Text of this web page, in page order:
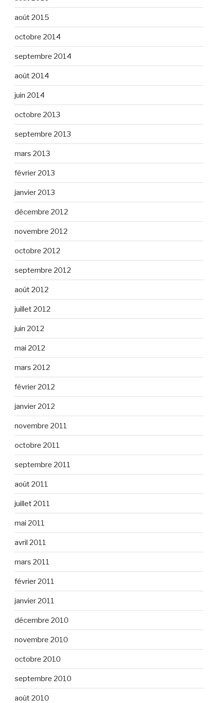
août 2015
octobre 2014
septembre 2014
août 2014
juin 2014
octobre 2013
septembre 2013
mars 2013
février 2013
janvier 2013
décembre 2012
novembre 2012
octobre 2012
septembre 2012
août 2012
juillet 2012
juin 2012
mai 2012
mars 2012
février 2012
janvier 2012
novembre 2011
octobre 2011
septembre 2011
août 2011
juillet 2011
mai 2011
avril 2011
mars 2011
février 2011
janvier 2011
décembre 2010
novembre 2010
octobre 2010
septembre 2010
août 2010